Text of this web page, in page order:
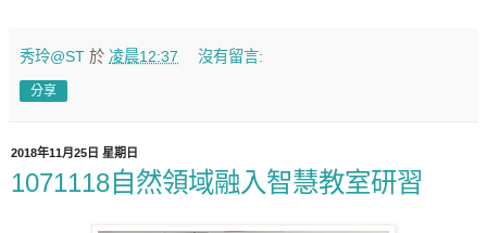
秀玲@ST 於 凌晨12:37 沒有留言:
分享
2018年11月25日 星期日
1071118自然領域融入智慧教室研習